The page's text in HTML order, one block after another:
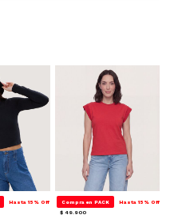
Hasta 15% Off Compra en PACK Hasta 15% Off
$ 49.900